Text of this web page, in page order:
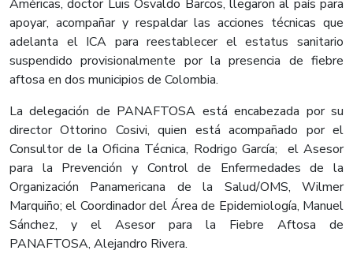
Américas, doctor Luis Osvaldo Barcos, llegaron al país para
apoyar, acompañar y respaldar las acciones técnicas que
adelanta el ICA para reestablecer el estatus sanitario
suspendido provisionalmente por la presencia de fiebre
aftosa en dos municipios de Colombia.
La delegación de PANAFTOSA está encabezada por su
director Ottorino Cosivi, quien está acompañado por el
Consultor de la Oficina Técnica, Rodrigo García; el Asesor
para la Prevención y Control de Enfermedades de la
Organización Panamericana de la Salud/OMS, Wilmer
Marquiño; el Coordinador del Área de Epidemiología, Manuel
Sánchez, y el Asesor para la Fiebre Aftosa de
PANAFTOSA, Alejandro Rivera.